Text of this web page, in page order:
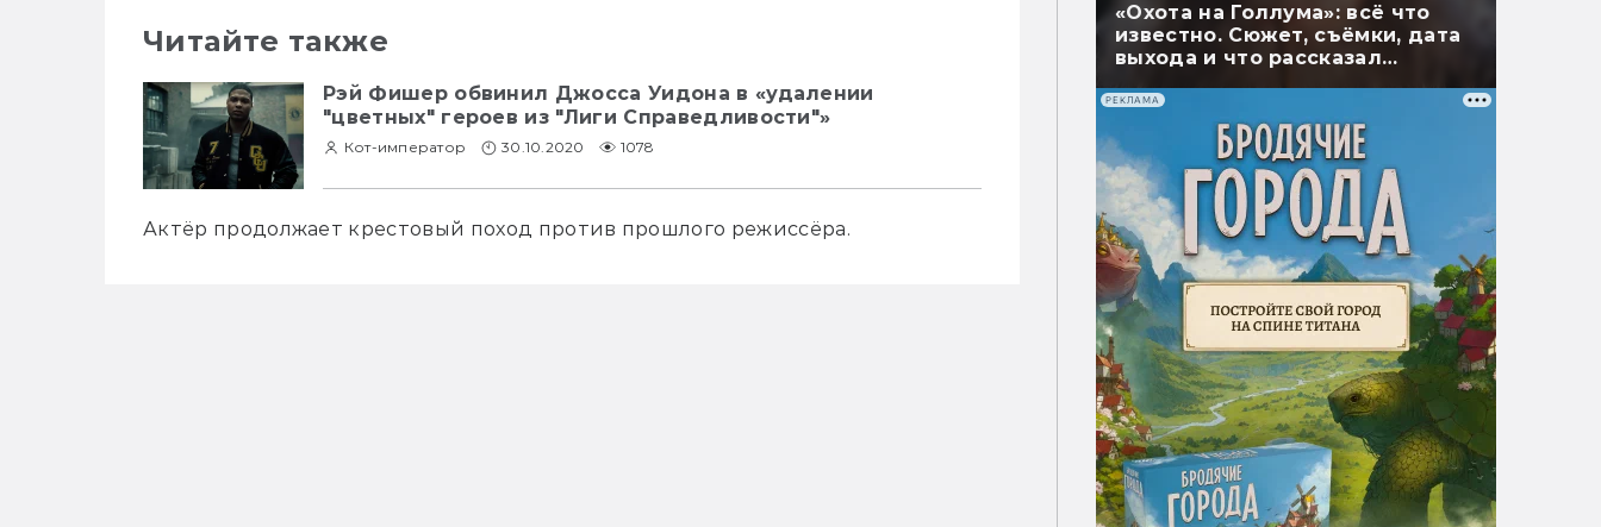
Читайте также
Рэй Фишер обвинил Джосса Уидона в «удалении
"цветных" героев из "Лиги Справедливости"»
Кот-император 30.10.2020 1078
Актёр продолжает крестовый поход против прошлого режиссёра.
«Охота на Голлума»: всё что
известно. Сюжет, съёмки, дата
выхода и что рассказал
РЕКЛАМА